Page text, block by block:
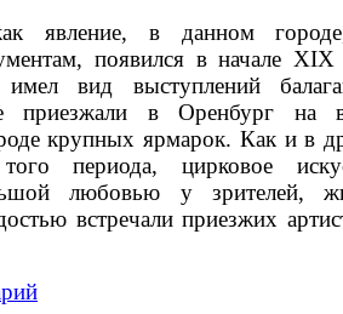
явление, в данном
появился в начале XIX
вид выступлений
приезжали в Оренбург на
крупных ярмарок. Как и в
периода, цирковое
любовью у зрителей,
встречали приезжих